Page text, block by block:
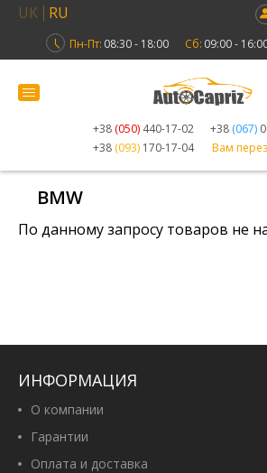
UK RU
Пн-Пт: 08:30 - 18:00 Сб: 09:00 -
+38 (050) 440-17-02 +38 (067)
+38 (093) 170-17-04 Вам
BMW
По данному запросу товаров не
ИНФОРМАЦИЯ
О компании
Гарантии
Оплата и доставка